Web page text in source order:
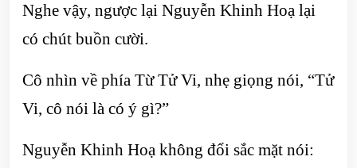
Nghe vậy, ngược lại Nguyễn Khinh Hoạ lại
có chút buồn cười.
Cô nhìn về phía Từ Tử Vi, nhẹ giọng nói, “Tử
Vi, cô nói là có ý gì?”
Nguyễn Khinh Hoạ không đổi sắc mặt nói: